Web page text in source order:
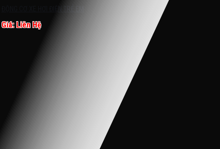
ĐỘNG CƠ XE HƠI ĐIỆN TRẺ EM
Giá: Liên Hệ